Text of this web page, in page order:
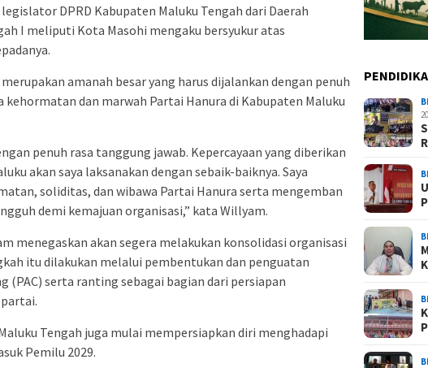
DPRD Kabupaten Maluku Tengah dari Daerah
I meliputi Kota Masohi mengaku bersyukur atas
amanah besar yang harus dijalankan dengan penuh
dan marwah Partai Hanura di Kabupaten Maluku
penuh rasa tanggung jawab. Kepercayaan yang diberikan
akan saya laksanakan dengan sebaik-baiknya. Saya
soliditas, dan wibawa Partai Hanura serta mengemban
demi kemajuan organisasi,” kata Willyam.
menegaskan akan segera melakukan konsolidasi organisasi
itu dilakukan melalui pembentukan dan penguatan
(PAC) serta ranting sebagai bagian dari persiapan
Tengah juga mulai mempersiapkan diri menghadapi
Pemilu 2029.